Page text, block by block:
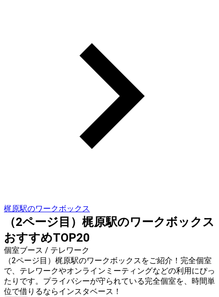
梶原駅のワークボックス
（2ページ目）梶原駅のワークボックス
おすすめTOP20
個室ブース / テレワーク
（2ページ目）梶原駅のワークボックスをご紹介！完全個室
で、テレワークやオンラインミーティングなどの利用にぴっ
たりです。プライバシーが守られている完全個室を、時間単
位で借りるならインスタベース！